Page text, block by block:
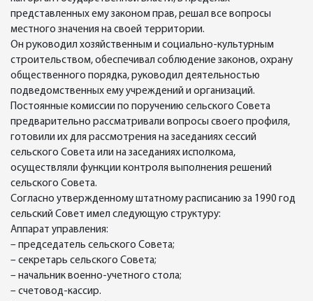
представленных ему законом прав, решал все вопросы
местного значения на своей территории.
Он руководил хозяйственным и социально-культурным
строительством, обеспечивал соблюдение законов, охрану
общественного порядка, руководил деятельностью
подведомственных ему учреждений и организаций.
Постоянные комиссии по поручению сельского Совета
предварительно рассматривали вопросы своего профиля,
готовили их для рассмотрения на заседаниях сессий
сельского Совета или на заседаниях исполкома,
осуществляли функции контроля выполнения решений
сельского Совета.
Согласно утвержденному штатному расписанию за 1990 год
сельский Совет имел следующую структуру:
Аппарат управления:
– председатель сельского Совета;
– секретарь сельского Совета;
– начальник военно-учетного стола;
– счетовод-кассир.